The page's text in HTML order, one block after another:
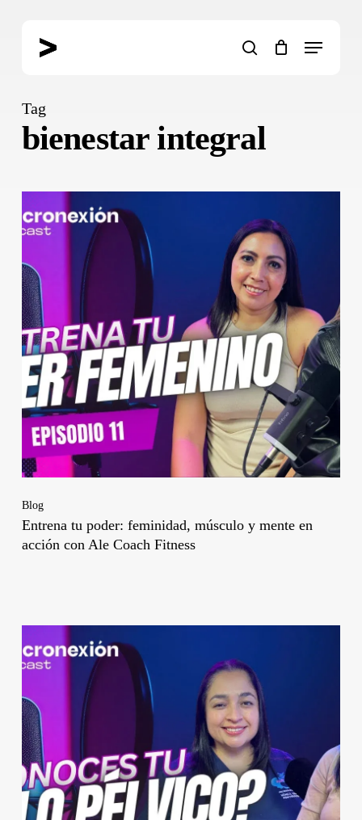
search
Menu
Tag
bienestar integral
Blog
Entrena tu poder: feminidad, músculo y mente en
acción con Ale Coach Fitness